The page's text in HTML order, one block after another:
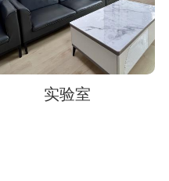
益。
平竞争秩序。